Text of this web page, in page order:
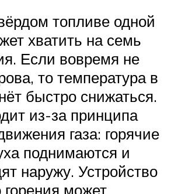
топливе одной
хватить на семь
Если вовремя не
то температура в
быстро снижаться.
из-за принципа
газа: горячие
поднимаются и
наружу. Устройство
горения может